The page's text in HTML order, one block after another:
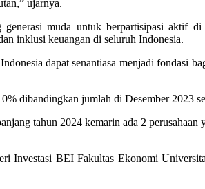
ujarnya.
muda untuk berpartisipasi aktif
inklusi keuangan di seluruh Indonesia.
dapat senantiasa menjadi fondasi
dibandingkan jumlah di Desember 2023
tahun 2024 kemarin ada 2 perusahaan
Investasi BEI Fakultas Ekonomi